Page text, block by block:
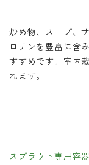
炒め物、スープ、
ロテンを豊富に含
すすめです。室内
れます。
スプラウト専用容器